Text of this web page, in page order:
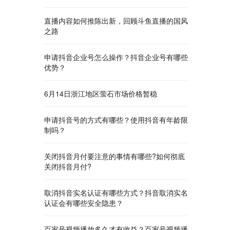
直播内容如何推陈出新，回顾斗鱼直播的国风
之路
申请抖音企业号怎么操作？抖音企业号有哪些
优势？
6月14日浙江地区萤石市场价格暂稳
申请抖音号的方式有哪些？使用抖音有年龄限
制吗？
关闭抖音月付要注意的事情有哪些?如何彻底
关闭抖音月付?
取消抖音实名认证有哪些方式？抖音取消实名
认证会有哪些安全隐患？